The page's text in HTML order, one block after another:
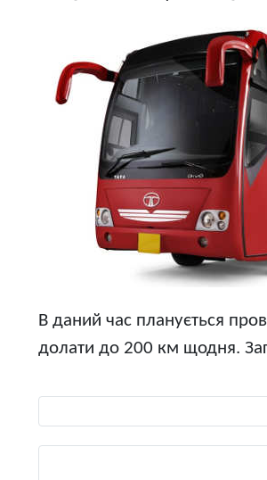
В даний час планується
долати до 200 км щодня.
Виберіть свою мову